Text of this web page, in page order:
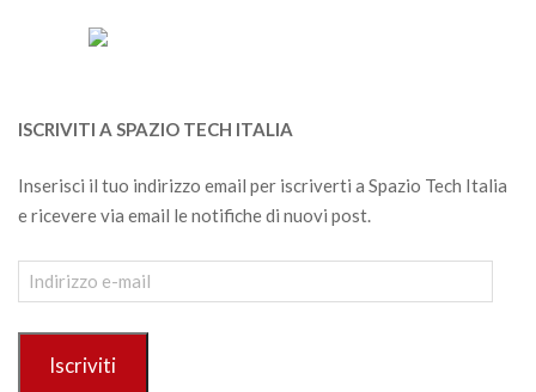
ISCRIVITI A SPAZIO TECH ITALIA
Inserisci il tuo indirizzo email per iscriverti a Spazio Tech Italia
e ricevere via email le notifiche di nuovi post.
Indirizzo
e-
Iscriviti